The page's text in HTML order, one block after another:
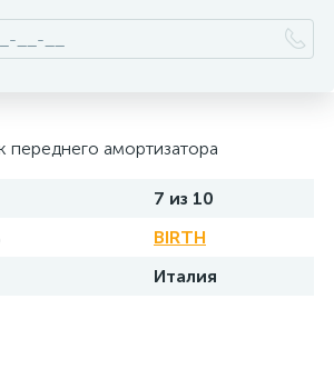
переднего амортизатора
7 из 10
BIRTH
Италия